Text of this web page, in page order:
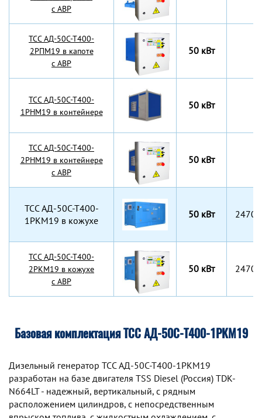
с АВР
TCC АД-50С-Т400-
2РПМ19 в капоте
с АВР
50 кВт
TCC АД-50С-Т400-
1РНМ19 в контейнере
50 кВт
TCC АД-50С-Т400-
2РНМ19 в контейнере
с АВР
50 кВт
TCC АД-50С-Т400-
1РКМ19 в кожухе
50 кВт
TCC АД-50С-Т400-
2РКМ19 в кожухе
с АВР
50 кВт
Базовая комплектация ТСС АД-50С-Т400-1РКМ19
Дизельный генератор TCC АД-50С-Т400-1РКМ19
разработан на базе двигателя TSS Diesel (Россия) TDK-
N664LT - надежный, вертикальный, с рядным
расположением цилиндров, с непосредственным